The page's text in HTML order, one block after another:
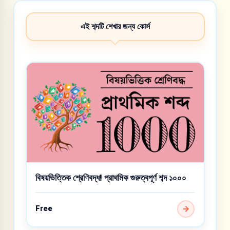
এই শব্দটি শেখার জন্য কোর্স
বিষয়ভিত্তিক শ্রেণিবদ্ধ! প্রাথমিক গুরুত্বপূর্ণ শব্দ ১০০০
Free